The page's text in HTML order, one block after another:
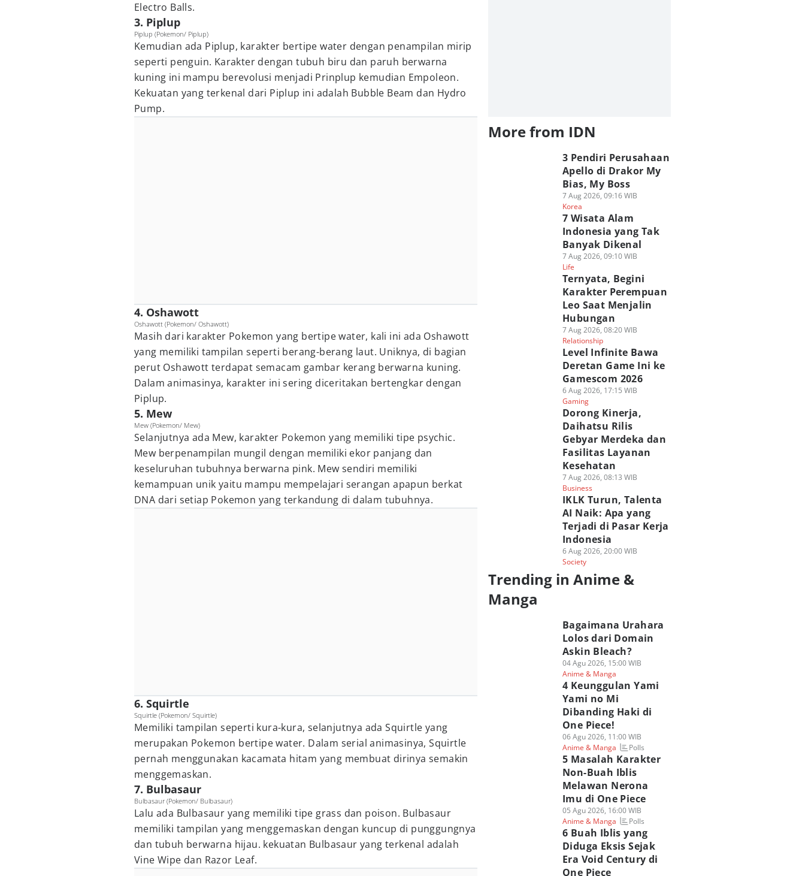
Electro Balls.
3. Piplup
Piplup (Pokemon/ Piplup)
Kemudian ada Piplup, karakter bertipe water dengan penampilan mirip
seperti penguin. Karakter dengan tubuh biru dan paruh berwarna
kuning ini mampu berevolusi menjadi Prinplup kemudian Empoleon.
Kekuatan yang terkenal dari Piplup ini adalah Bubble Beam dan Hydro
Pump.
4. Oshawott
Oshawott (Pokemon/ Oshawott)
Masih dari karakter Pokemon yang bertipe water, kali ini ada Oshawott
yang memiliki tampilan seperti berang-berang laut. Uniknya, di bagian
perut Oshawott terdapat semacam gambar kerang berwarna kuning.
Dalam animasinya, karakter ini sering diceritakan bertengkar dengan
Piplup.
5. Mew
Mew (Pokemon/ Mew)
Selanjutnya ada Mew, karakter Pokemon yang memiliki tipe psychic.
Mew berpenampilan mungil dengan memiliki ekor panjang dan
keseluruhan tubuhnya berwarna pink. Mew sendiri memiliki
kemampuan unik yaitu mampu mempelajari serangan apapun berkat
DNA dari setiap Pokemon yang terkandung di dalam tubuhnya.
6. Squirtle
Squirtle (Pokemon/ Squirtle)
Memiliki tampilan seperti kura-kura, selanjutnya ada Squirtle yang
merupakan Pokemon bertipe water. Dalam serial animasinya, Squirtle
pernah menggunakan kacamata hitam yang membuat dirinya semakin
menggemaskan.
7. Bulbasaur
Bulbasaur (Pokemon/ Bulbasaur)
Lalu ada Bulbasaur yang memiliki tipe grass dan poison. Bulbasaur
memiliki tampilan yang menggemaskan dengan kuncup di punggungnya
dan tubuh berwarna hijau. kekuatan Bulbasaur yang terkenal adalah
Vine Wipe dan Razor Leaf.
More from IDN
3 Pendiri Perusahaan
Apello di Drakor My
Bias, My Boss
7 Aug 2026, 09:16 WIB
Korea
7 Wisata Alam
Indonesia yang Tak
Banyak Dikenal
7 Aug 2026, 09:10 WIB
Life
Ternyata, Begini
Karakter Perempuan
Leo Saat Menjalin
Hubungan
7 Aug 2026, 08:20 WIB
Relationship
Level Infinite Bawa
Deretan Game Ini ke
Gamescom 2026
6 Aug 2026, 17:15 WIB
Gaming
Dorong Kinerja,
Daihatsu Rilis
Gebyar Merdeka dan
Fasilitas Layanan
Kesehatan
7 Aug 2026, 08:13 WIB
Business
IKLK Turun, Talenta
AI Naik: Apa yang
Terjadi di Pasar Kerja
Indonesia
6 Aug 2026, 20:00 WIB
Society
Trending in Anime &
Manga
Bagaimana Urahara
Lolos dari Domain
Askin Bleach?
04 Agu 2026, 15:00 WIB
Anime & Manga
4 Keunggulan Yami
Yami no Mi
Dibanding Haki di
One Piece!
06 Agu 2026, 11:00 WIB
Anime & Manga
Polls
5 Masalah Karakter
Non-Buah Iblis
Melawan Nerona
Imu di One Piece
05 Agu 2026, 16:00 WIB
Anime & Manga
Polls
6 Buah Iblis yang
Diduga Eksis Sejak
Era Void Century di
One Piece